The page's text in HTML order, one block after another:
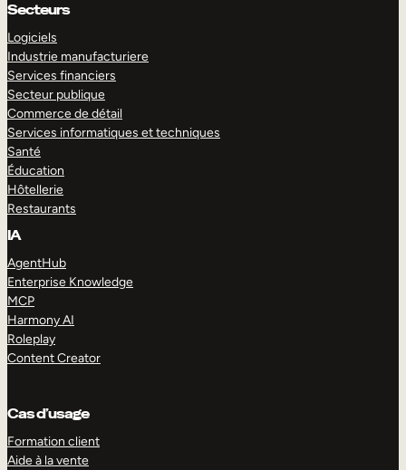
Secteurs
Logiciels
Industrie manufacturiere
Services financiers
Secteur publique
Commerce de détail
Services informatiques et techniques
Santé
Éducation
Hôtellerie
Restaurants
IA
AgentHub
Enterprise Knowledge
MCP
Harmony AI
Roleplay
Content Creator
Cas d’usage
Formation client
Aide à la vente